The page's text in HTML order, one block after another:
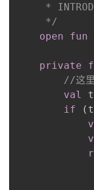
*
     */
open
fun
private
//这里
val
if
(